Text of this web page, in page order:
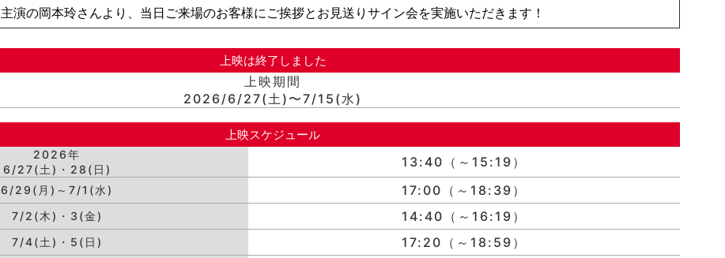
主演の岡本玲さんより、当日ご来場のお客様にご挨拶とお見送りサイン会を実施いただきます！
上映は終了しました
上映期間
2026/6/27(土)〜7/15(水)
上映スケジュール
2026年
6/27(土)・28(日)
13:40（～15:19）
6/29(月)～7/1(水) 17:00（～18:39）
7/2(木)・3(金) 14:40（～16:19）
7/4(土)・5(日) 17:20（～18:59）